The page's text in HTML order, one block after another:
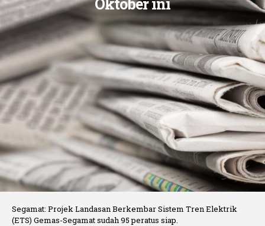
Oktober ini
Segamat: Projek Landasan Berkembar Sistem Tren Elektrik
(ETS) Gemas-Segamat sudah 95 peratus siap.